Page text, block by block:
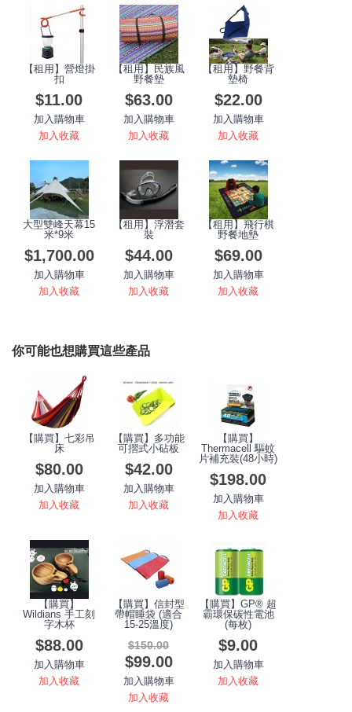
【租用】營燈掛
扣
$11.00
加入購物車
加入收藏
【租用】民族風
野餐墊
$63.00
加入購物車
加入收藏
【租用】野餐背
墊椅
$22.00
加入購物車
加入收藏
大型雙峰天幕15
米*9米
$1,700.00
加入購物車
加入收藏
【租用】浮潛套
裝
$44.00
加入購物車
加入收藏
【租用】飛行棋
野餐地墊
$69.00
加入購物車
加入收藏
你可能也想購買這些產品
【購買】七彩吊
床
$80.00
加入購物車
加入收藏
【購買】多功能
可摺式小砧板
$42.00
加入購物車
加入收藏
【購買】
Thermacell 驅蚊
片補充裝(48小時)
$198.00
加入購物車
加入收藏
【購買】
Wildians 手工刻
字木杯
$88.00
加入購物車
加入收藏
【購買】信封型
帶帽睡袋 (適合
15-25溫度)
$150.00
$99.00
加入購物車
加入收藏
【購買】GP® 超
霸環保碳性電池
(每枚)
$9.00
加入購物車
加入收藏